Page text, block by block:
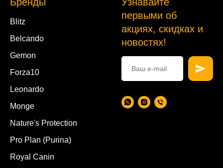
Blitz
Belcando
Gemon
Forza10
Leonardo
Monge
Nature's Protection
Pro Plan (Purina)
Royal Canin
первыми об
акциях, скидках и
новостях!